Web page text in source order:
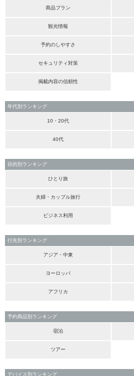
商品プラン
観光情報
予約のしやすさ
セキュリティ対策
掲載内容の信頼性
年代別ランキング
10・20代
40代
目的別ランキング
ひとり旅
夫婦・カップル旅行
ビジネス利用
行先別ランキング
アジア・中東
ヨーロッパ
アフリカ
予約商品別ランキング
宿泊
ツアー
デバイス別ランキング